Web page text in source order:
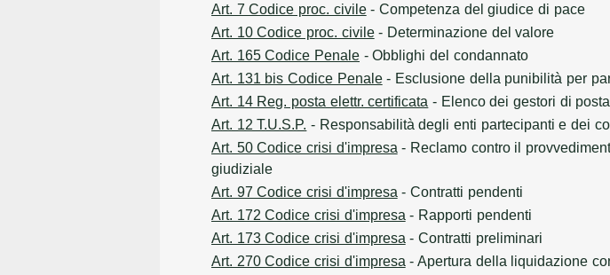
Art. 7 Codice proc. civile- Competenza del giudice di pace
Art. 10 Codice proc. civile- Determinazione del valore
Art. 165 Codice Penale - Obblighi del condannato
Art. 131 bis Codice Penale- Esclusione della punibilità per
Art. 14 Reg. posta elettr. certificata - Elenco dei gestori di
Art. 12 T.U.S.P. - Responsabilità degli enti partecipanti e dei
Art. 50 Codice crisi d'impresa - Reclamo contro il
giudiziale
Art. 97 Codice crisi d'impresa - Contratti pendenti
Art. 172 Codice crisi d'impresa - Rapporti pendenti
Art. 173 Codice crisi d'impresa - Contratti preliminari
Art. 270 Codice crisi d'impresa - Apertura della liquidazione